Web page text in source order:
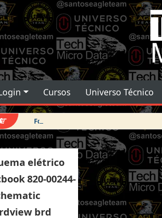
Cursos Universo Técnico
Force DFU iPhone 14 Pro Max
elétrico
820-00244-
brd